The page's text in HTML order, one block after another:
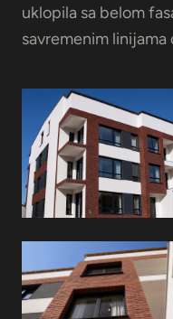
uklopila sa belom
savremenim linijama